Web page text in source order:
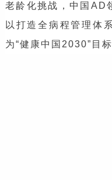
老龄化挑战，中国AD
以打造全病程管理体
为“健康中国2030”目